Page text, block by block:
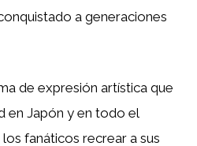
a generaciones
de expresión artística que
en Japón y en todo el
fanáticos recrear a sus